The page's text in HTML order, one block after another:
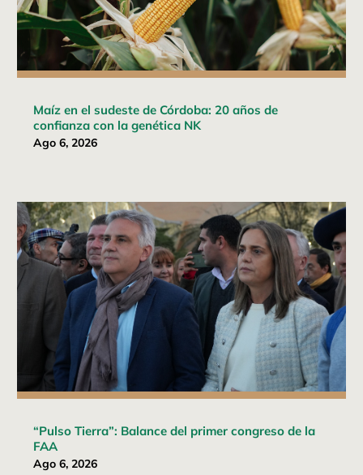
Maíz en el sudeste de Córdoba: 20 años de
confianza con la genética NK
Ago 6, 2026
“Pulso Tierra”: Balance del primer congreso de la
FAA
Ago 6, 2026